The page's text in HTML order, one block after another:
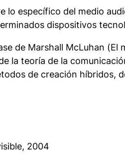
lo específico del medio
dispositivos
de Marshall McLuhan (El
la teoría de la
de creación híbridos,
, 2004